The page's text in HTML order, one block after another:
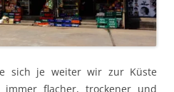
sich je weiter wir zur Küste
immer flacher, trockener und